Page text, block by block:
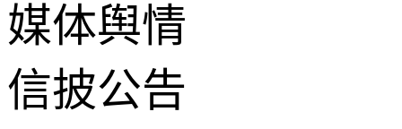
媒体舆情
信披公告